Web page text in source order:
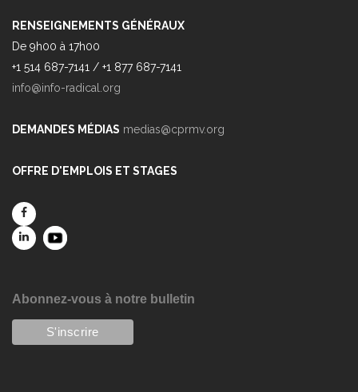
RENSEIGNEMENTS GÉNÉRAUX
De 9h00 à 17h00
+1 514 687-7141 / +1 877 687-7141
info@info-radical.org
DEMANDES MÉDIAS medias@cprmv.org
OFFRE D'EMPLOIS ET STAGES
Abonnez-vous à notre bulletin